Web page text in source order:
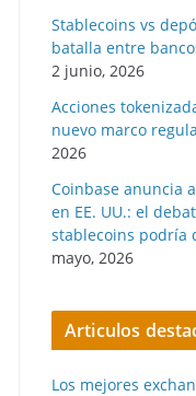
Stablecoins vs
batalla entre
2 junio, 2026
Acciones
nuevo marco
2026
Coinbase anuncia
en EE. UU.: el
stablecoins podría
mayo, 2026
Articulos
Los mejores